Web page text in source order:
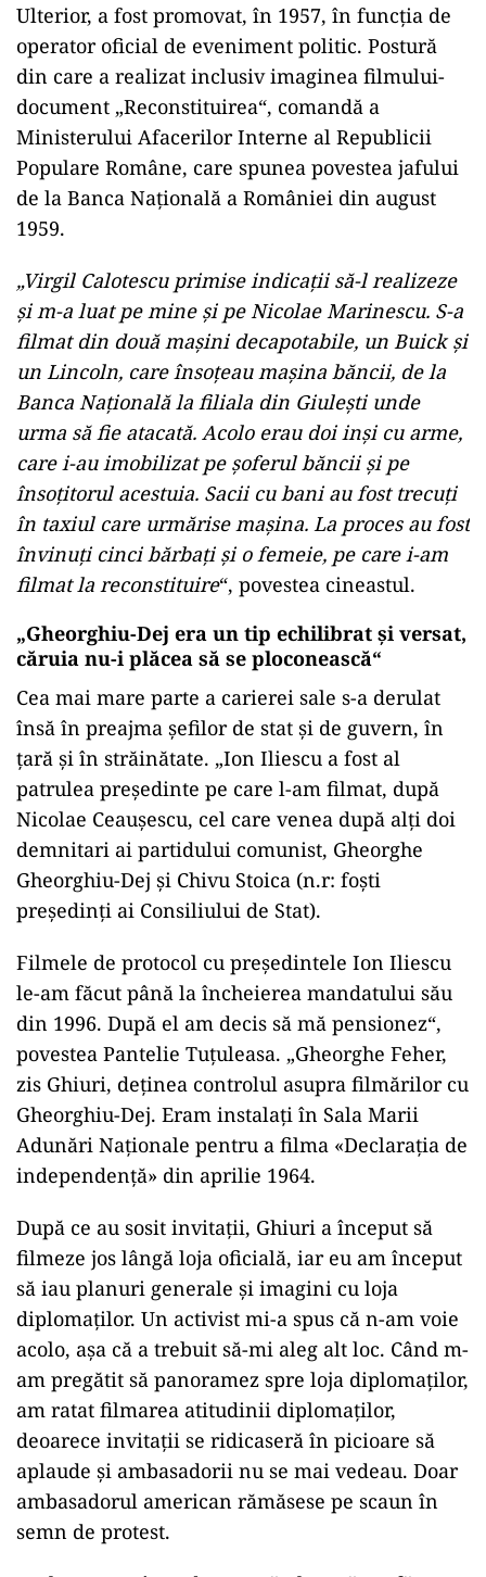
Ulterior, a fost promovat, în 1957, în funcţia de
operator oficial de eveniment politic. Postură
din care a realizat inclusiv imaginea filmului-
document „Reconstituirea“, comandă a
Ministerului Afacerilor Interne al Republicii
Populare Române, care spunea povestea jafului
de la Banca Naţională a României din august
1959.
„Virgil Calotescu primise indicaţii să-l realizeze
şi m-a luat pe mine şi pe Nicolae Marinescu. S-a
filmat din două maşini decapotabile, un Buick şi
un Lincoln, care însoţeau maşina băncii, de la
Banca Naţională la filiala din Giuleşti unde
urma să fie atacată. Acolo erau doi inşi cu arme,
care i-au imobilizat pe şoferul băncii şi pe
însoţitorul acestuia. Sacii cu bani au fost trecuţi
în taxiul care urmărise maşina. La proces au fost
învinuţi cinci bărbaţi şi o femeie, pe care i-am
filmat la reconstituire“, povestea cineastul.
„Gheorghiu-Dej era un tip echilibrat şi versat,
căruia nu-i plăcea să se ploconească“
Cea mai mare parte a carierei sale s-a derulat
însă în preajma şefilor de stat şi de guvern, în
ţară şi în străinătate. „Ion Iliescu a fost al
patrulea preşedinte pe care l-am filmat, după
Nicolae Ceauşescu, cel care venea după alţi doi
demnitari ai partidului comunist, Gheorghe
Gheorghiu-Dej şi Chivu Stoica (n.r: foşti
preşedinţi ai Consiliului de Stat).
Filmele de protocol cu preşedintele Ion Iliescu
le-am făcut până la încheierea mandatului său
din 1996. După el am decis să mă pensionez“,
povestea Pantelie Tuţuleasa. „Gheorghe Feher,
zis Ghiuri, deţinea controlul asupra filmărilor cu
Gheorghiu-Dej. Eram instalaţi în Sala Marii
Adunări Naţionale pentru a filma «Declaraţia de
independenţă» din aprilie 1964.
După ce au sosit invitaţii, Ghiuri a început să
filmeze jos lângă loja oficială, iar eu am început
să iau planuri generale şi imagini cu loja
diplomaţilor. Un activist mi-a spus că n-am voie
acolo, aşa că a trebuit să-mi aleg alt loc. Când m-
am pregătit să panoramez spre loja diplomaţilor,
am ratat filmarea atitudinii diplomaţilor,
deoarece invitaţii se ridicaseră în picioare să
aplaude şi ambasadorii nu se mai vedeau. Doar
ambasadorul american rămăsese pe scaun în
semn de protest.